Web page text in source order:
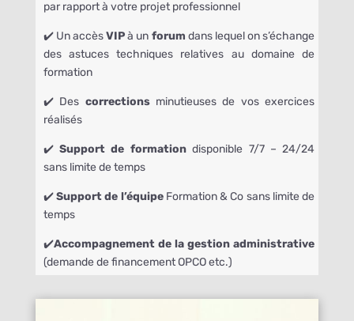
par rapport à votre projet professionnel
✔️ Un accèsVIPà un forum dans lequel on s’échange
des astuces techniques relatives au domaine de
formation
✔️ Des correctionsminutieuses de vos exercices
réalisés
✔️Support de formationdisponible 7/7 – 24/24
sans limite de temps
✔️Support de l’équipeFormation & Co sans limite de
temps
✔️Accompagnement de la gestion administrative
(demande de financement OPCO etc.)